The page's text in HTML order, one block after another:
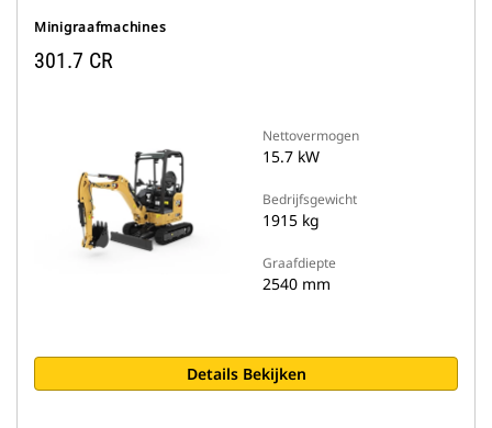
Minigraafmachines
301.7 CR
Nettovermogen
15.7 kW
Bedrijfsgewicht
1915 kg
Graafdiepte
2540 mm
Details Bekijken